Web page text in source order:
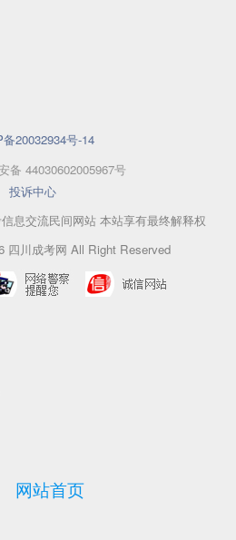
20032934号-14
备 44030602005967号
投诉中心
息交流民间网站 本站享有最终解释权
四川成考网 All Right Reserved
网站首页